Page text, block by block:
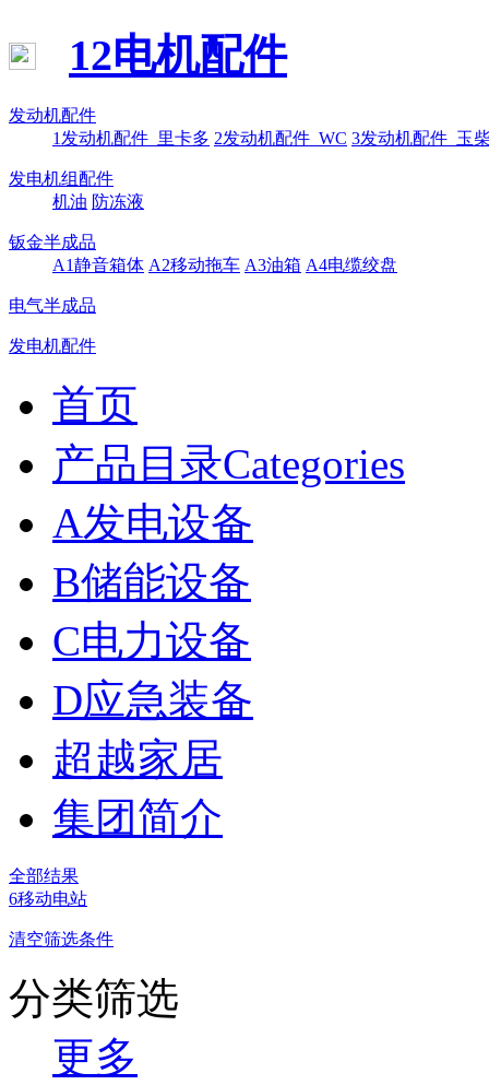
12电机配件
发动机配件
1发动机配件_里卡多 2发动机配件_WC 3发动机配件_玉
发电机组配件
机油 防冻液
钣金半成品
A1静音箱体 A2移动拖车 A3油箱 A4电缆绞盘
电气半成品
发电机配件
首页
产品目录Categories
A发电设备
B储能设备
C电力设备
D应急装备
超越家居
集团简介
全部结果
6移动电站
清空筛选条件
分类筛选
更多